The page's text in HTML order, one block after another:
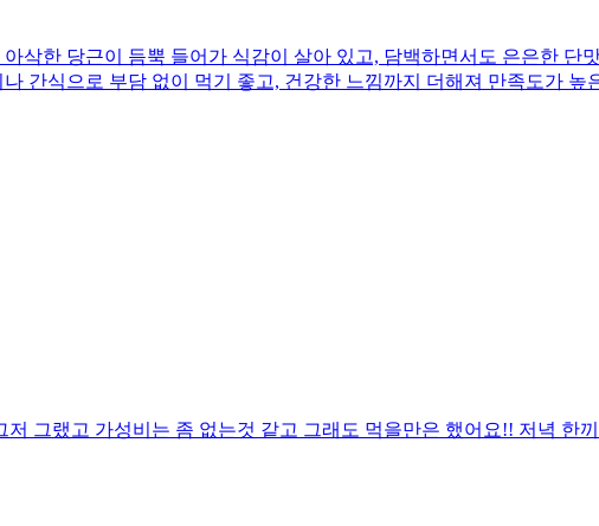
삭한 당근이 듬뿍 들어가 식감이 살아 있고, 담백하면서도 은은한 단
간식으로 부담 없이 먹기 좋고, 건강한 느낌까지 더해져 만족도가 높
그랬고 가성비는 좀 없는것 같고 그래도 먹을만은 했어요!! 저녁 한